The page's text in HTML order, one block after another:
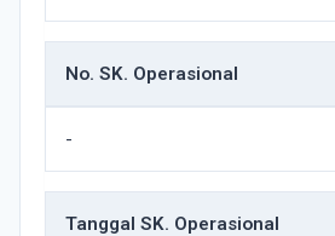
No. SK. Operasional
-
Tanggal SK. Operasional